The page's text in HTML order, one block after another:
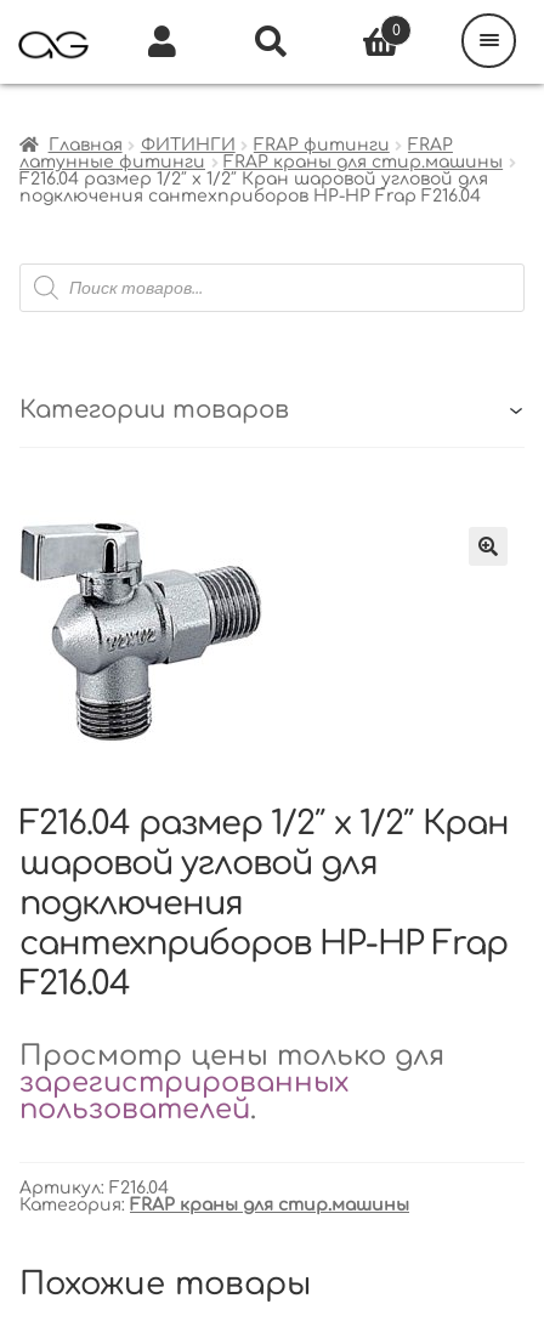
Главная ФИТИНГИ FRAP фитинги
FRAP
латунные фитинги
FRAP краны для стир.машины
F216.04 размер 1/2″ x 1/2″ Кран шаровой угловой для
подключения сантехприборов НР-НР Frap F216.04
Поиск
товаров
Категории товаров
F216.04 размер 1/2″ x 1/2″ Кран
шаровой угловой для
подключения
сантехприборов НР-НР Frap
F216.04
Просмотр цены только для
зарегистрированных
пользователей.
Артикул: F216.04
Категория: FRAP краны для стир.машины
Похожие товары
0